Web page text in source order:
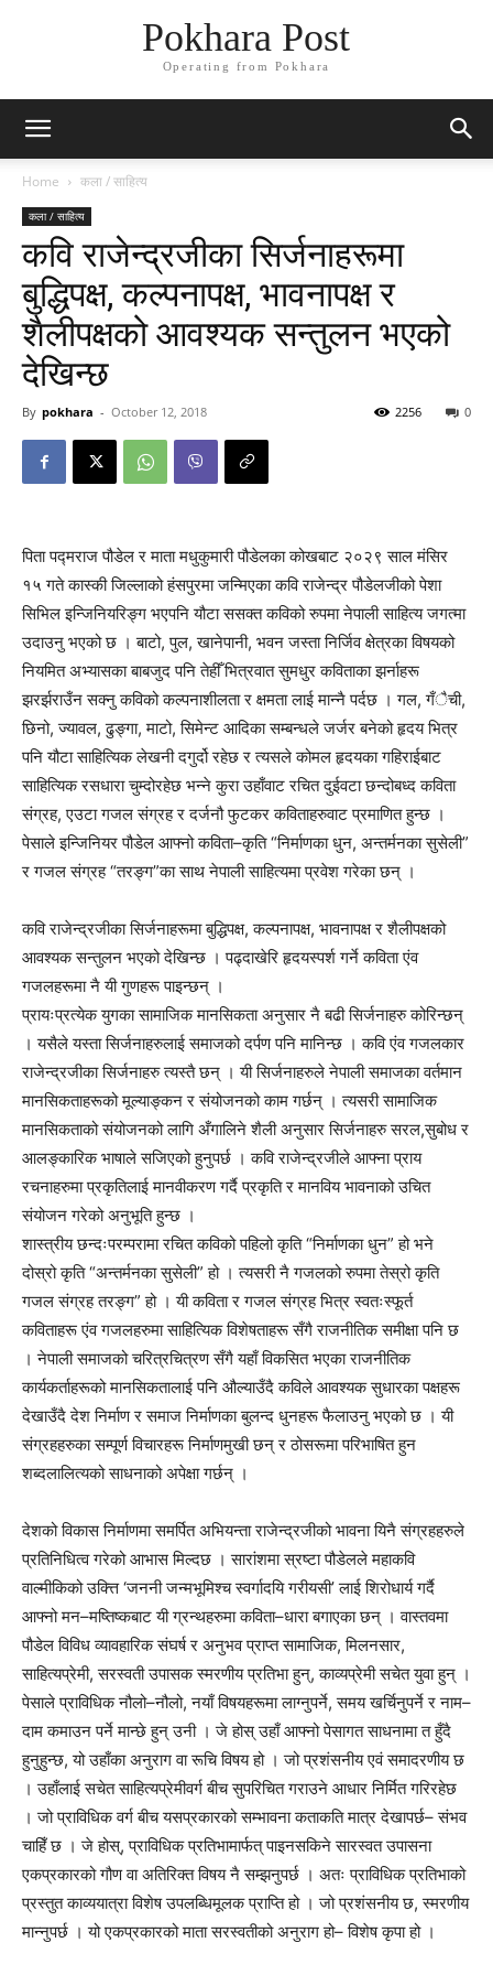
Pokhara Post
Operating from Pokhara
Home कला / साहित्य
कला / साहित्य
कवि राजेन्द्रजीका सिर्जनाहरूमा
बुद्धिपक्ष, कल्पनापक्ष, भावनापक्ष र
शैलीपक्षको आवश्यक सन्तुलन भएको
देखिन्छ
By pokhara - October 12, 2018 0
2256
पिता पद्मराज पौडेल र माता मधुकुमारी पौडेलका कोखबाट २०२९ साल मंसिर
१५ गते कास्की जिल्लाको हंसपुरमा जन्मिएका कवि राजेन्द्र पौडेलजीको पेशा
सिभिल इन्जिनियरिङ्ग भएपनि यौटा ससक्त कविको रुपमा नेपाली साहित्य जगत्मा
उदाउनु भएको छ । बाटो, पुल, खानेपानी, भवन जस्ता निर्जिव क्षेत्रका विषयको
नियमित अभ्यासका बाबजुद पनि तेहीँ भित्रवात सुमधुर कविताका झर्नाहरू
झरर्झराउँन सक्नु कविको कल्पनाशीलता र क्षमता लाई मान्नै पर्दछ । गल, गँैची,
छिनो, ज्यावल, ढुङ्गा, माटो, सिमेन्ट आदिका सम्बन्धले जर्जर बनेको हृदय भित्र
पनि यौटा साहित्यिक लेखनी दगुर्दो रहेछ र त्यसले कोमल हृदयका गहिराईबाट
साहित्यिक रसधारा चुम्दोरहेछ भन्ने कुरा उहाँवाट रचित दुईवटा छन्दोबध्द कविता
संग्रह, एउटा गजल संग्रह र दर्जनौ फुटकर कविताहरुवाट प्रमाणित हुन्छ ।
पेसाले इन्जिनियर पौडेल आफ्नो कविता–कृति “निर्माणका धुन, अन्तर्मनका सुसेली”
र गजल संग्रह “तरङ्ग”का साथ नेपाली साहित्यमा प्रवेश गरेका छन् ।
कवि राजेन्द्रजीका सिर्जनाहरूमा बुद्धिपक्ष, कल्पनापक्ष, भावनापक्ष र शैलीपक्षको
आवश्यक सन्तुलन भएको देखिन्छ । पढ्दाखेरि हृदयस्पर्श गर्ने कविता एंव
गजलहरूमा नै यी गुणहरू पाइन्छन् ।
प्रायःप्रत्येक युगका सामाजिक मानसिकता अनुसार नै बढी सिर्जनाहरु कोरिन्छन्
। यसैले यस्ता सिर्जनाहरुलाई समाजको दर्पण पनि मानिन्छ । कवि एंव गजलकार
राजेन्द्रजीका सिर्जनाहरु त्यस्तै छन् । यी सिर्जनाहरुले नेपाली समाजका वर्तमान
मानसिकताहरूको मूल्याङ्कन र संयोजनको काम गर्छन् । त्यसरी सामाजिक
मानसिकताको संयोजनको लागि अँगालिने शैली अनुसार सिर्जनाहरु सरल,सुबोध र
आलङ्कारिक भाषाले सजिएको हुनुपर्छ । कवि राजेन्द्रजीले आफ्ना प्राय
रचनाहरुमा प्रकृतिलाई मानवीकरण गर्दै प्रकृति र मानविय भावनाको उचित
संयोजन गरेको अनुभूति हुन्छ ।
शास्त्रीय छन्दःपरम्परामा रचित कविको पहिलो कृति “निर्माणका धुन” हो भने
दोस्रो कृति “अन्तर्मनका सुसेली” हो । त्यसरी नै गजलको रुपमा तेस्रो कृति
गजल संग्रह तरङ्ग” हो । यी कविता र गजल संग्रह भित्र स्वतःस्फूर्त
कविताहरू एंव गजलहरुमा साहित्यिक विशेषताहरू सँगै राजनीतिक समीक्षा पनि छ
। नेपाली समाजको चरित्रचित्रण सँगै यहाँ विकसित भएका राजनीतिक
कार्यकर्ताहरूको मानसिकतालाई पनि औल्याउँदै कविले आवश्यक सुधारका पक्षहरू
देखाउँदै देश निर्माण र समाज निर्माणका बुलन्द धुनहरू फैलाउनु भएको छ । यी
संग्रहहरुका सम्पूर्ण विचारहरू निर्माणमुखी छन् र ठोसरूमा परिभाषित हुन
शब्दलालित्यको साधनाको अपेक्षा गर्छन् ।
देशको विकास निर्माणमा समर्पित अभियन्ता राजेन्द्रजीको भावना यिनै संग्रहहरुले
प्रतिनिधित्व गरेको आभास मिल्दछ । सारांशमा स्रष्टा पौडेलले महाकवि
वाल्मीकिको उक्त्ति ‘जननी जन्मभूमिश्च स्वर्गादयि गरीयसी’ लाई शिरोधार्य गर्दै
आफ्नो मन–मष्तिष्कबाट यी ग्रन्थहरुमा कविता–धारा बगाएका छन् । वास्तवमा
पौडेल विविध व्यावहारिक संघर्ष र अनुभव प्राप्त सामाजिक, मिलनसार,
साहित्यप्रेमी, सरस्वती उपासक स्मरणीय प्रतिभा हुन्, काव्यप्रेमी सचेत युवा हुन् ।
पेसाले प्राविधिक नौलो–नौलो, नयाँ विषयहरूमा लाग्नुपर्ने, समय खर्चिनुपर्ने र नाम–
दाम कमाउन पर्ने मान्छे हुन् उनी । जे होस् उहाँ आफ्नो पेसागत साधनामा त हुँदै
हुनुहुन्छ, यो उहाँका अनुराग वा रूचि विषय हो । जो प्रशंसनीय एवं समादरणीय छ
। उहाँलाई सचेत साहित्यप्रेमीवर्ग बीच सुपरिचित गराउने आधार निर्मित गरिरहेछ
। जो प्राविधिक वर्ग बीच यसप्रकारको सम्भावना कताकति मात्र देखापर्छ– संभव
चाहिँ छ । जे होस्, प्राविधिक प्रतिभामार्फत् पाइनसकिने सारस्वत उपासना
एकप्रकारको गौण वा अतिरिक्त विषय नै सम्झनुपर्छ । अतः प्राविधिक प्रतिभाको
प्रस्तुत काव्ययात्रा विशेष उपलब्धिमूलक प्राप्ति हो । जो प्रशंसनीय छ, स्मरणीय
मान्नुपर्छ । यो एकप्रकारको माता सरस्वतीको अनुराग हो– विशेष कृपा हो ।